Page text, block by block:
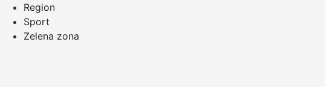
Region
Sport
Zelena zona